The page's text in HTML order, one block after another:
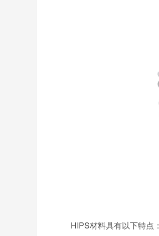
HIPS材料具有以下特点：